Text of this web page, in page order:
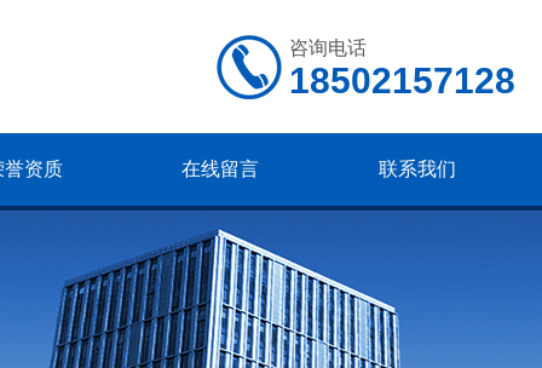
咨询电话
18502157128
誉资质 在线留言 联系我们